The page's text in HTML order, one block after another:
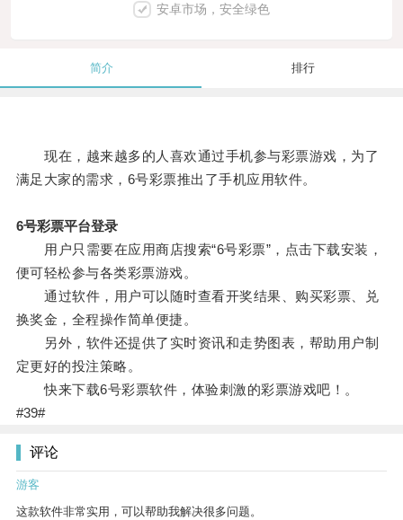
安卓市场，安全绿色
简介 排行
现在，越来越多的人喜欢通过手机参与彩票游戏，为了
满足大家的需求，6号彩票推出了手机应用软件。
6号彩票平台登录
用户只需要在应用商店搜索“6号彩票”，点击下载安装，
便可轻松参与各类彩票游戏。
通过软件，用户可以随时查看开奖结果、购买彩票、兑
换奖金，全程操作简单便捷。
另外，软件还提供了实时资讯和走势图表，帮助用户制
定更好的投注策略。
快来下载6号彩票软件，体验刺激的彩票游戏吧！。
#39#
评论
游客
这款软件非常实用，可以帮助我解决很多问题。